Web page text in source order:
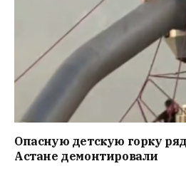
Опасную детскую горку
Астане демонтировали